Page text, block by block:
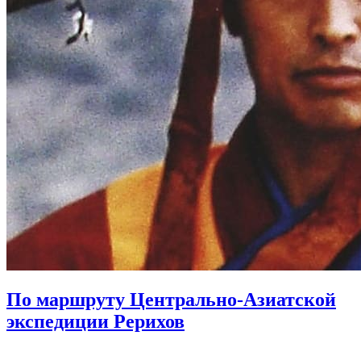
По маршруту Центрально-Азиатской
экспедиции Рерихов